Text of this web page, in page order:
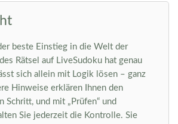
beste Einstieg in die Welt der
Rätsel auf LiveSudoku hat genau
sich allein mit Logik lösen – ganz
Hinweise erklären Ihnen den
Schritt, und mit „Prüfen“ und
Sie jederzeit die Kontrolle. Sie